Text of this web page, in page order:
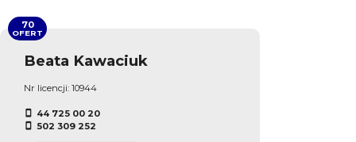
Beata Kawaciuk
Nr licencji: 10944
44 725 00 20
502 309 252
70
OFERT